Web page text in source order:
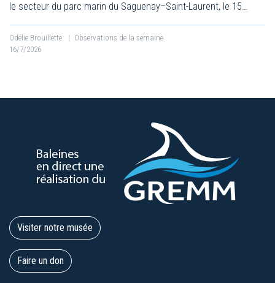
le secteur du parc marin du Saguenay–Saint-Laurent, le 15…
Odélie Brouillette | Observations de la semaine
16/7/2026
Visiter notre musée
Faire un don